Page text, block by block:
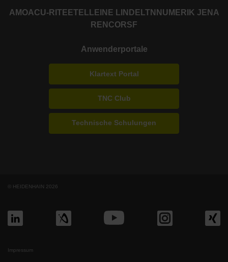
AMOACU-RITE ETEL LEINE LINDE LTN NUMERIK JENA
RENCORSF
Anwenderportale
Klartext Portal
TNC Club
Technische Schulungen
© HEIDENHAIN 2026
Impressum